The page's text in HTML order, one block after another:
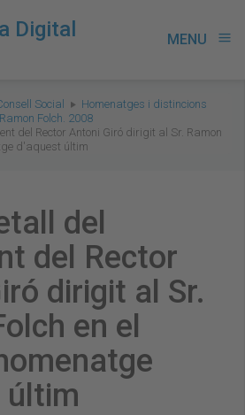
Digital
MENU menu
Social
Homenatges i distincions
Folch. 2008
del Rector Antoni Giró dirigit al Sr. Ramon
d'aquest últim
del
del Rector
dirigit al Sr.
en el
últim